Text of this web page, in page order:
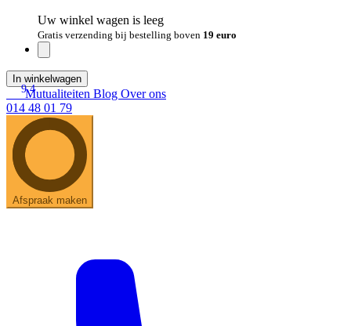
Uw winkel wagen is leeg
Gratis verzending bij bestelling boven 19 euro
In winkelwagen
9.4
Mutualiteiten Blog Over ons
014 48 01 79
Afspraak maken